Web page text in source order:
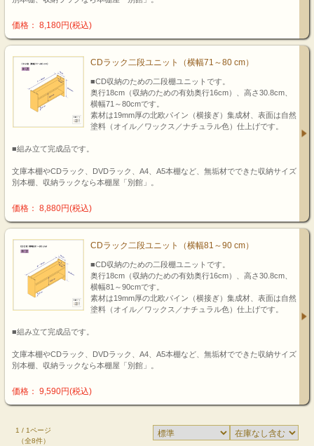
価格： 8,180円(税込)
CDラック二段ユニット（横幅71～80 cm）
■CD収納のための二段棚ユニットです。
奥行18cm（収納のための有効奥行16cm）、高さ30.8cm、
横幅71～80cmです。
素材は19mm厚の北欧パイン（横接ぎ）集成材、表面は自然
塗料（オイル／ワックス／ナチュラル色）仕上げです。
■組み立て完成品です。
文庫本棚やCDラック、DVDラック、A4、A5本棚など、無垢材でできた収納サイズ
別本棚、収納ラックなら本棚屋「別館」。
価格： 8,880円(税込)
CDラック二段ユニット（横幅81～90 cm）
■CD収納のための二段棚ユニットです。
奥行18cm（収納のための有効奥行16cm）、高さ30.8cm、
横幅81～90cmです。
素材は19mm厚の北欧パイン（横接ぎ）集成材、表面は自然
塗料（オイル／ワックス／ナチュラル色）仕上げです。
■組み立て完成品です。
文庫本棚やCDラック、DVDラック、A4、A5本棚など、無垢材でできた収納サイズ
別本棚、収納ラックなら本棚屋「別館」。
価格： 9,590円(税込)
1 / 1ページ
（全8件）